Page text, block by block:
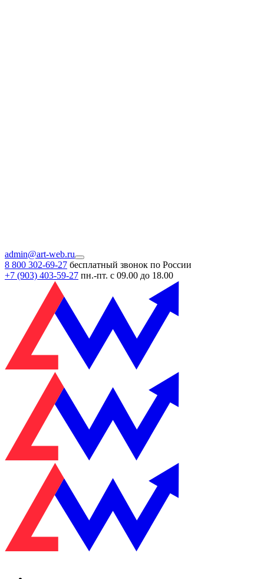
admin@art-web.ru
8 800 302-69-27 бесплатный звонок по России
+7 (903) 403-59-27 пн.-пт. с 09.00 до 18.00